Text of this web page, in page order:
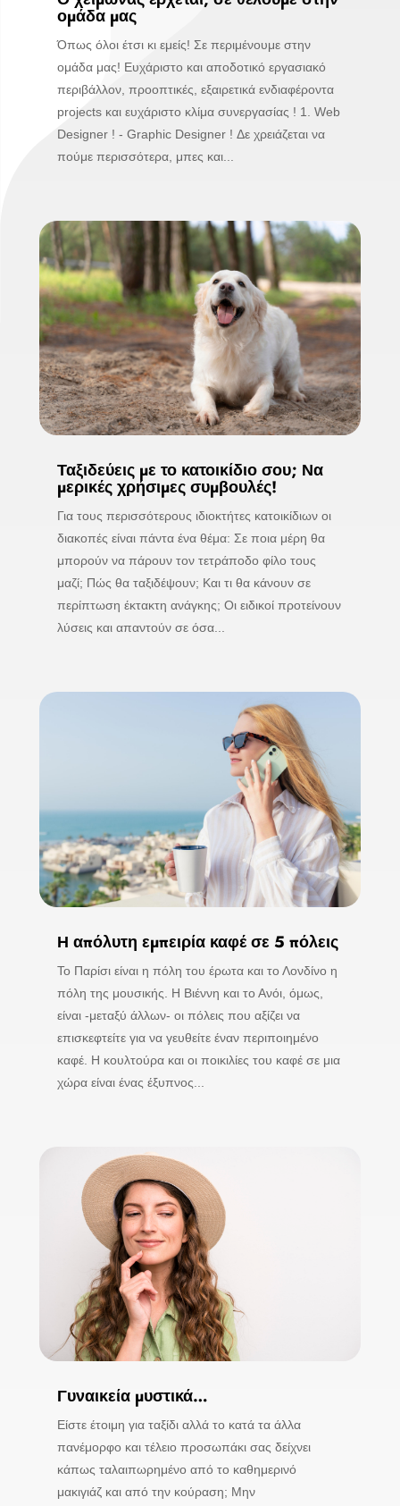
ομάδα μας
Όπως όλοι έτσι κι εμείς! Σε περιμένουμε στην
ομάδα μας! Ευχάριστο και αποδοτικό εργασιακό
περιβάλλον, προοπτικές, εξαιρετικά ενδιαφέροντα
projects και ευχάριστο κλίμα συνεργασίας ! 1. Web
Designer ! - Graphic Designer ! Δε χρειάζεται να
πούμε περισσότερα, μπες και...
Ταξιδεύεις με το κατοικίδιο σου; Να
μερικές χρήσιμες συμβουλές!
Για τους περισσότερους ιδιοκτήτες κατοικίδιων οι
διακοπές είναι πάντα ένα θέμα: Σε ποια μέρη θα
μπορούν να πάρουν τον τετράποδο φίλο τους
μαζί; Πώς θα ταξιδέψουν; Και τι θα κάνουν σε
περίπτωση έκτακτη ανάγκης; Οι ειδικοί προτείνουν
λύσεις και απαντούν σε όσα...
Η απόλυτη εμπειρία καφέ σε 5 πόλεις
Το Παρίσι είναι η πόλη του έρωτα και το Λονδίνο η
πόλη της μουσικής. Η Βιέννη και το Ανόι, όμως,
είναι -μεταξύ άλλων- οι πόλεις που αξίζει να
επισκεφτείτε για να γευθείτε έναν περιποιημένο
καφέ. Η κουλτούρα και οι ποικιλίες του καφέ σε μια
χώρα είναι ένας έξυπνος...
Γυναικεία μυστικά…
Είστε έτοιμη για ταξίδι αλλά το κατά τα άλλα
πανέμορφο και τέλειο προσωπάκι σας δείχνει
κάπως ταλαιπωρημένο από το καθημερινό
μακιγιάζ και από την κούραση; Μην